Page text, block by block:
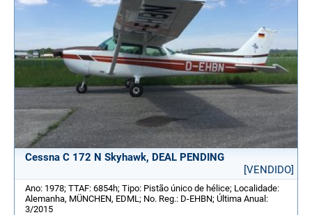
Cessna C 172 N Skyhawk, DEAL PENDING
[VENDIDO]
Ano: 1978; TTAF: 6854h; Tipo: Pistão único de hélice; Localidade:
Alemanha, MÜNCHEN, EDML; No. Reg.: D-EHBN; Última Anual:
3/2015